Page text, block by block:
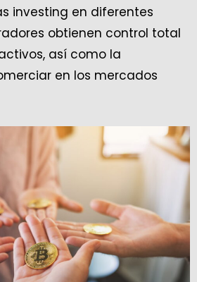
investing en diferentes
obtienen control total
así como la
en los mercados